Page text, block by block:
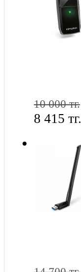
10 000 тг.
8 415 тг.